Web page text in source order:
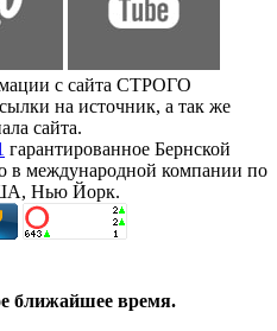
с сайта СТРОГО
на источник, а так же
сайта.
гарантированное Бернской
в международной компании по
Нью Йорк.
ближайшее время.